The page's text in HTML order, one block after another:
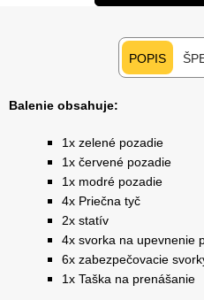
POPIS
Balenie obsahuje:
1x zelené pozadie
1x červené pozadie
1x modré pozadie
4x Priečna tyč
2x statív
4x svorka na upevnenie
6x zabezpečovacie
1x Taška na prenášanie